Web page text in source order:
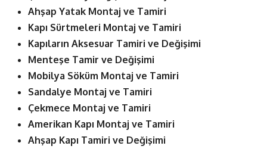
Ahşap Yatak Montaj ve Tamiri
Kapı Sürtmeleri Montaj ve Tamiri
Kapıların Aksesuar Tamiri ve Değişimi
Menteşe Tamir ve Değişimi
Mobilya Söküm Montaj ve Tamiri
Sandalye Montaj ve Tamiri
Çekmece Montaj ve Tamiri
Amerikan Kapı Montaj ve Tamiri
Ahşap Kapı Tamiri ve Değişimi